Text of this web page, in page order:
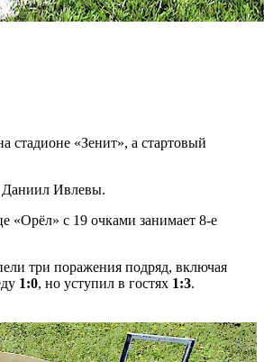
стадионе «Зенит», а стартовый
Даниил Ивлевы.
«Орёл» с 19 очками занимает 8-е
три поражения подряд, включая
1:0, но уступил в гостях 1:3.